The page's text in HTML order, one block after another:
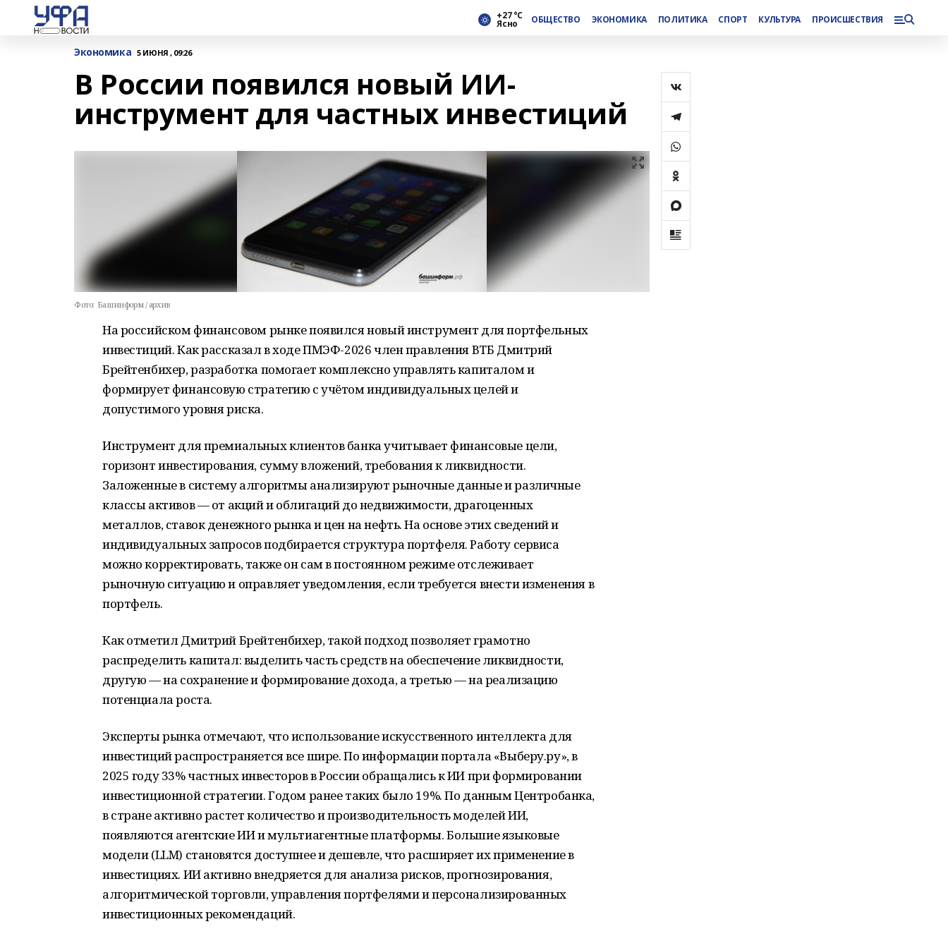
+27 °С
Ясно ОБЩЕСТВО ЭКОНОМИКА ПОЛИТИКА СПОРТ КУЛЬТУРА ПРОИСШЕСТВИЯ
Экономика 5 ИЮНЯ , 09:26
В России появился новый ИИ-
инструмент для частных инвестиций
Фото: Башинформ / архив
На российском финансовом рынке появился новый инструмент для портфельных
инвестиций. Как рассказал в ходе ПМЭФ-2026 член правления ВТБ Дмитрий
Брейтенбихер, разработка помогает комплексно управлять капиталом и
формирует финансовую стратегию с учётом индивидуальных целей и
допустимого уровня риска.
Инструмент для премиальных клиентов банка учитывает финансовые цели,
горизонт инвестирования, сумму вложений, требования к ликвидности.
Заложенные в систему алгоритмы анализируют рыночные данные и различные
классы активов — от акций и облигаций до недвижимости, драгоценных
металлов, ставок денежного рынка и цен на нефть. На основе этих сведений и
индивидуальных запросов подбирается структура портфеля. Работу сервиса
можно корректировать, также он сам в постоянном режиме отслеживает
рыночную ситуацию и оправляет уведомления, если требуется внести изменения в
портфель.
Как отметил Дмитрий Брейтенбихер, такой подход позволяет грамотно
распределить капитал: выделить часть средств на обеспечение ликвидности,
другую — на сохранение и формирование дохода, а третью — на реализацию
потенциала роста.
Эксперты рынка отмечают, что использование искусственного интеллекта для
инвестиций распространяется все шире. По информации портала «Выберу.ру», в
2025 году 33% частных инвесторов в России обращались к ИИ при формировании
инвестиционной стратегии. Годом ранее таких было 19%. По данным Центробанка,
в стране активно растет количество и производительность моделей ИИ,
появляются агентские ИИ и мультиагентные платформы. Большие языковые
модели (LLM) становятся доступнее и дешевле, что расширяет их применение в
инвестициях. ИИ активно внедряется для анализа рисков, прогнозирования,
алгоритмической торговли, управления портфелями и персонализированных
инвестиционных рекомендаций.